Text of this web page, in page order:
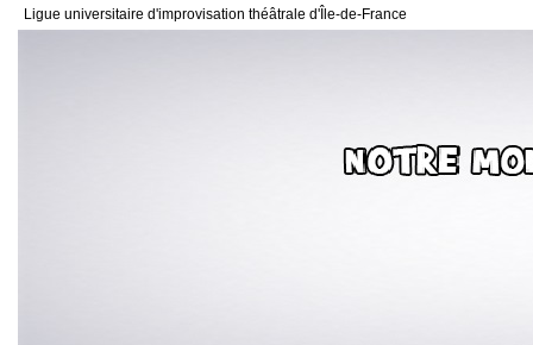
Ligue universitaire d'improvisation théâtrale d'Île-de-France